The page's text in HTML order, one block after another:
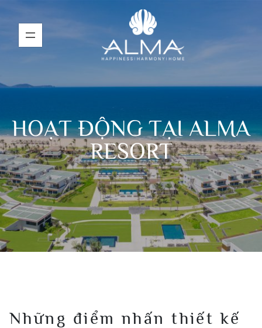
HOẠT ĐỘNG TẠI ALMA
RESORT
Những điểm nhấn thiết kế